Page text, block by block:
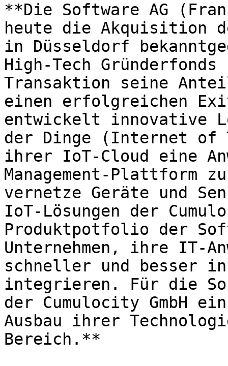
**Die Software AG
heute die Akquisition
in Düsseldorf
High-Tech
Transaktion seine
einen erfolgreichen
entwickelt innovative
der Dinge (Internet of
ihrer IoT-Cloud eine
Management-Plattform
vernetze Geräte und
IoT-Lösungen der
Produktpotfolio der
Unternehmen, ihre IT-
schneller und besser
integrieren. Für die
der Cumulocity GmbH
Ausbau ihrer
Bereich.**